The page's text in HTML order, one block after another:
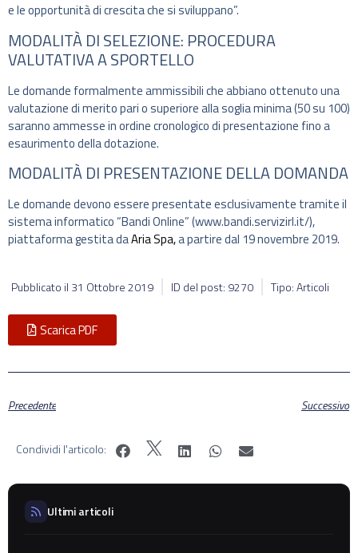
e le opportunità di crescita che si sviluppano”.
MODALITÀ DI SELEZIONE: PROCEDURA
VALUTATIVA A SPORTELLO
Le domande formalmente ammissibili che abbiano ottenuto una
valutazione di merito pari o superiore alla soglia minima (50 su 100)
saranno ammesse in ordine cronologico di presentazione fino a
esaurimento della dotazione.
MODALITÀ DI PRESENTAZIONE DELLA DOMANDA
Le domande devono essere presentate esclusivamente tramite il
sistema informatico “Bandi Online” (www.bandi.servizirl.it/),
piattaforma gestita daAria Spa,a partire dal 19 novembre 2019.
Pubblicato il 31 Ottobre 2019 ID del post: 9270 Tipo: Articoli
Scarica PDF
Precedente Successivo
Condividi l'articolo:
Ultimi articoli